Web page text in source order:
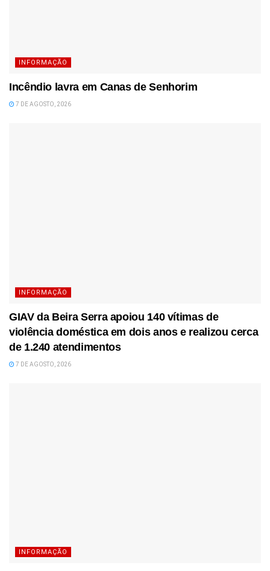
INFORMAÇÃO
Incêndio lavra em Canas de Senhorim
7 DE AGOSTO, 2026
INFORMAÇÃO
GIAV da Beira Serra apoiou 140 vítimas de
violência doméstica em dois anos e realizou cerca
de 1.240 atendimentos
7 DE AGOSTO, 2026
INFORMAÇÃO